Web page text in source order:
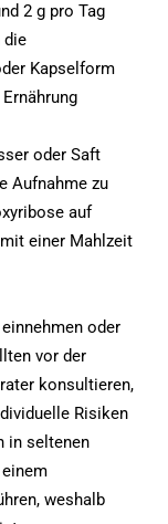
2 g pro Tag
die
Kapselform
oder Saft
Aufnahme zu
auf
einer Mahlzeit
oder
vor der
konsultieren,
Risiken
in seltenen
weshalb